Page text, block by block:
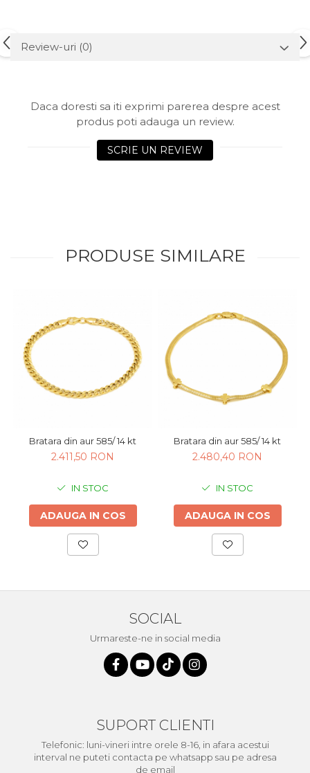
Review-uri (0)
Daca doresti sa iti exprimi parerea despre acest
produs poti adauga un review.
SCRIE UN REVIEW
PRODUSE SIMILARE
Bratara din aur 585/ 14 kt
2.411,50 RON
IN STOC
ADAUGA IN COS
Bratara din aur 585/ 14 kt
2.480,40 RON
IN STOC
ADAUGA IN COS
SOCIAL
Urmareste-ne in social media
SUPORT CLIENTI
Telefonic: luni-vineri intre orele 8-16, in afara acestui
interval ne puteti contacta pe whatsapp sau pe adresa
de email